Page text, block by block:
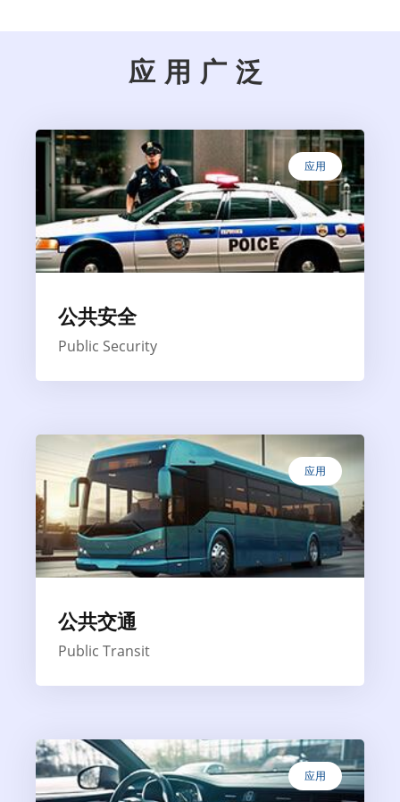
应用广泛
应用
公共安全
Public Security
应用
公共交通
Public Transit
应用